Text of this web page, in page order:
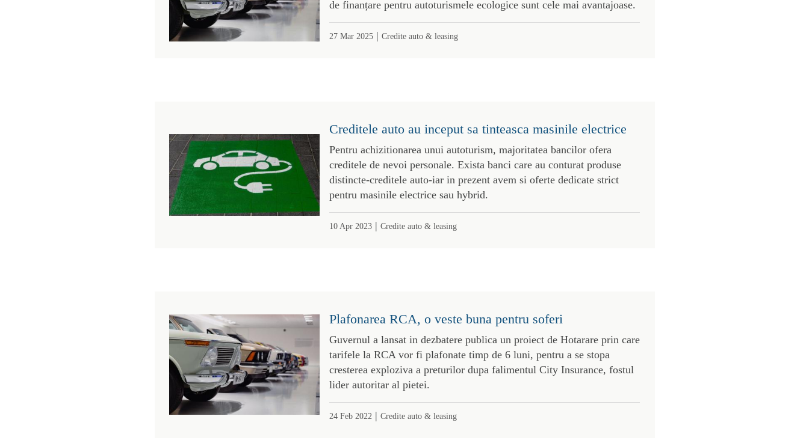
de finanțare pentru autoturismele ecologice sunt cele mai avantajoase.
27 Mar 2025| Credite auto & leasing
Creditele auto au inceput sa tinteasca masinile electrice
Pentru achizitionarea unui autoturism, majoritatea bancilor ofera
creditele de nevoi personale. Exista banci care au conturat produse
distincte-creditele auto-iar in prezent avem si oferte dedicate strict
pentru masinile electrice sau hybrid.
10 Apr 2023| Credite auto & leasing
Plafonarea RCA, o veste buna pentru soferi
Guvernul a lansat in dezbatere publica un proiect de Hotarare prin care
tarifele la RCA vor fi plafonate timp de 6 luni, pentru a se stopa
cresterea exploziva a preturilor dupa falimentul City Insurance, fostul
lider autoritar al pietei.
24 Feb 2022 | Credite auto & leasing